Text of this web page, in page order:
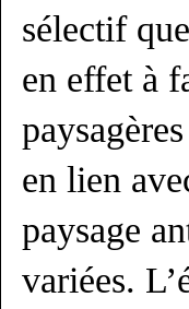
sélectif
en effet à
en lien
paysage
variées.